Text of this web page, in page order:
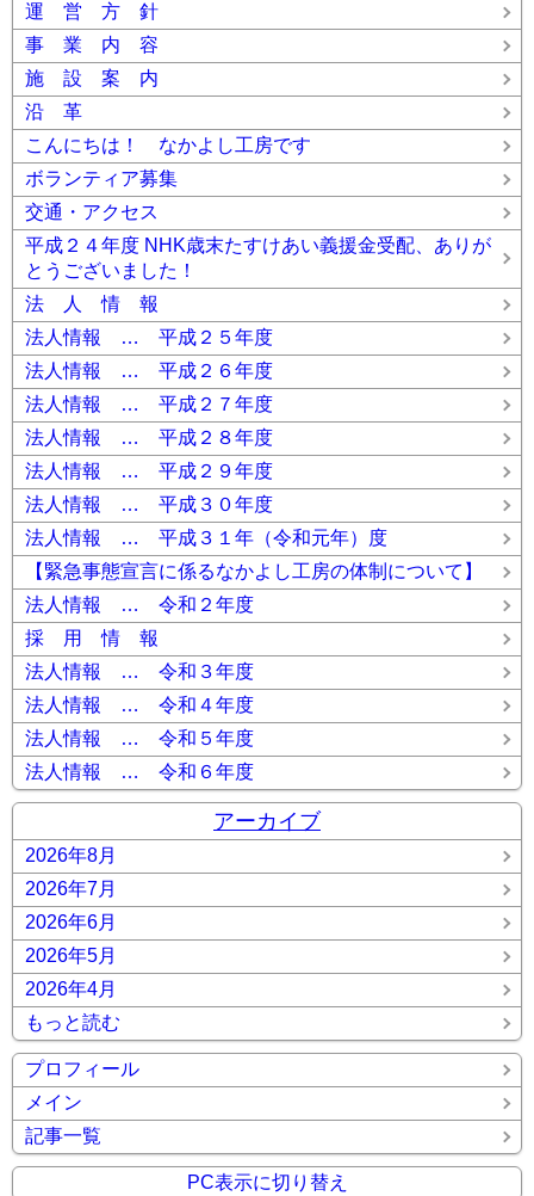
運 営 方 針
事 業 内 容
施 設 案 内
沿 革
こんにちは！ なかよし工房です
ボランティア募集
交通・アクセス
平成２４年度 NHK歳末たすけあい義援金受配、ありが
とうございました！
法 人 情 報
法人情報 … 平成２５年度
法人情報 … 平成２６年度
法人情報 … 平成２７年度
法人情報 … 平成２８年度
法人情報 … 平成２９年度
法人情報 … 平成３０年度
法人情報 … 平成３１年（令和元年）度
【緊急事態宣言に係るなかよし工房の体制について】
法人情報 … 令和２年度
採 用 情 報
法人情報 … 令和３年度
法人情報 … 令和４年度
法人情報 … 令和５年度
法人情報 … 令和６年度
アーカイブ
2026年8月
2026年7月
2026年6月
2026年5月
2026年4月
もっと読む
プロフィール
メイン
記事一覧
PC表示に切り替え